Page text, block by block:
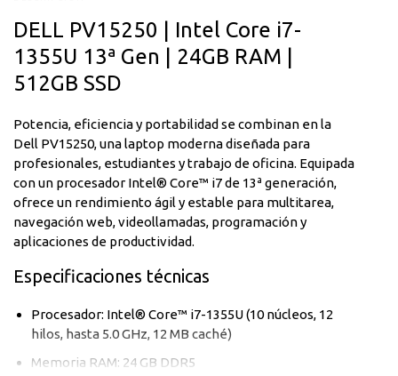
DELL PV15250 | Intel Core i7-
1355U 13ª Gen | 24GB RAM |
512GB SSD
Potencia, eficiencia y portabilidad se combinan en la
Dell PV15250, una laptop moderna diseñada para
profesionales, estudiantes y trabajo de oficina. Equipada
con un procesador Intel® Core™ i7 de 13ª generación,
ofrece un rendimiento ágil y estable para multitarea,
navegación web, videollamadas, programación y
aplicaciones de productividad.
Especificaciones técnicas
Procesador: Intel® Core™ i7-1355U (10 núcleos, 12
hilos, hasta 5.0 GHz, 12 MB caché)
Memoria RAM: 24 GB DDR5